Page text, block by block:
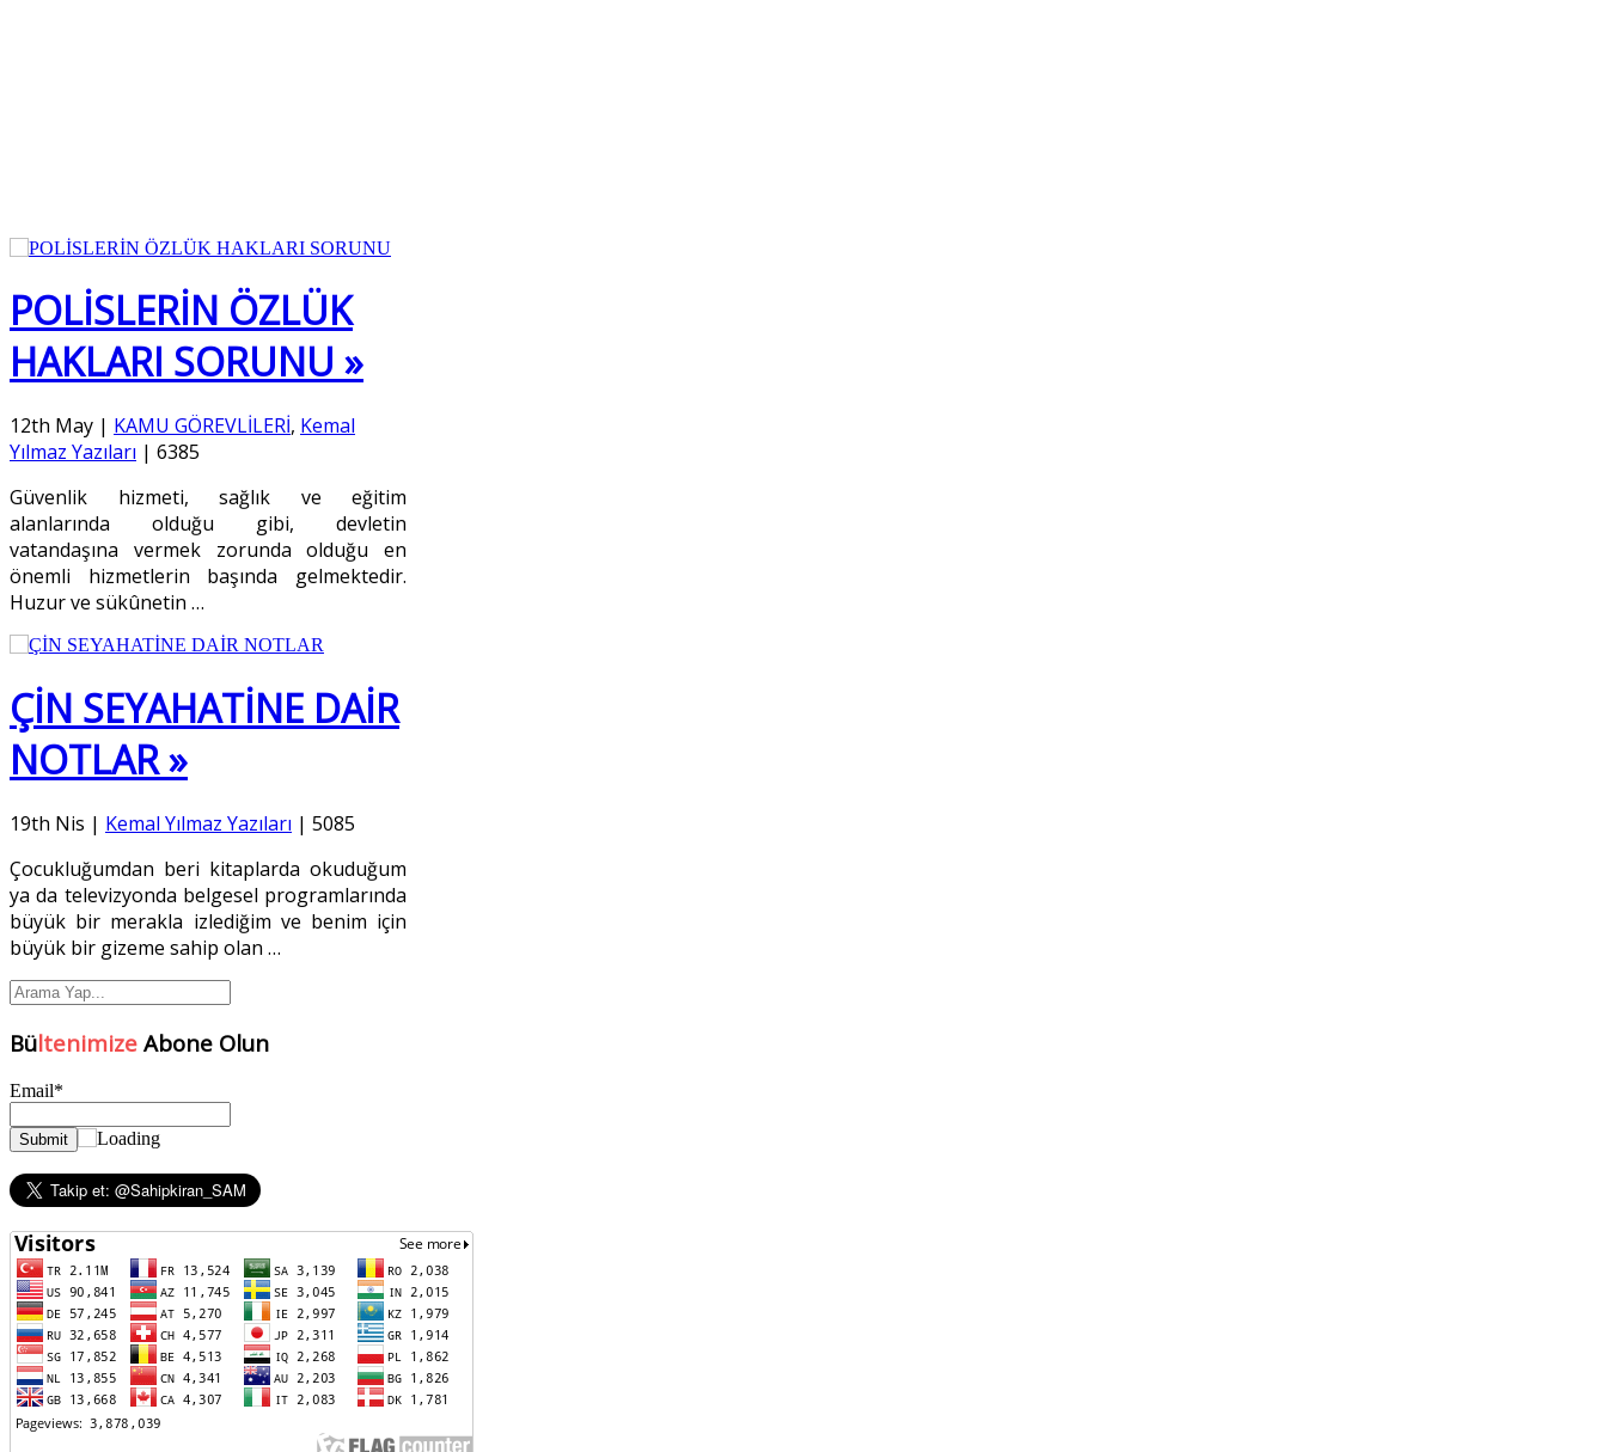
POLİSLERİN ÖZLÜK
HAKLARI SORUNU »
12th May | KAMU GÖREVLİLERİ, Kemal
Yılmaz Yazıları | 6385
Güvenlik hizmeti, sağlık ve eğitim
alanlarında olduğu gibi, devletin
vatandaşına vermek zorunda olduğu en
önemli hizmetlerin başında gelmektedir.
Huzur ve sükûnetin …
ÇİN SEYAHATİNE DAİR
NOTLAR »
19th Nis | Kemal Yılmaz Yazıları | 5085
Çocukluğumdan beri kitaplarda okuduğum
ya da televizyonda belgesel programlarında
büyük bir merakla izlediğim ve benim için
büyük bir gizeme sahip olan …
Bültenimize Abone Olun
Email*